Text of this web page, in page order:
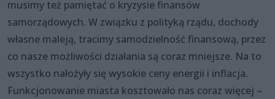
musimy też pamiętać o kryzysie finansów
samorządowych. W związku z polityką rządu, dochody
własne maleją, tracimy samodzielność finansową, przez
co nasze możliwości działania są coraz mniejsze. Na to
wszystko nałożyły się wysokie ceny energii i inflacja.
Funkcjonowanie miasta kosztowało nas coraz więcej –